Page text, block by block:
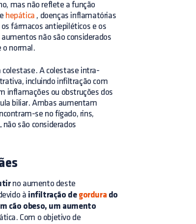
mas não reflete a função
hepática , doenças inflamatórias
fármacos antiepiléticos e os
não são considerados
o normal.
colestase. A colestase intra-
incluindo infiltração com
inflamações ou obstruções dos
biliar. Ambas aumentam
se no fígado, rins,
são considerados
no aumento deste
à infiltração de gordura do
cão obeso, um aumento
Com o objetivo de